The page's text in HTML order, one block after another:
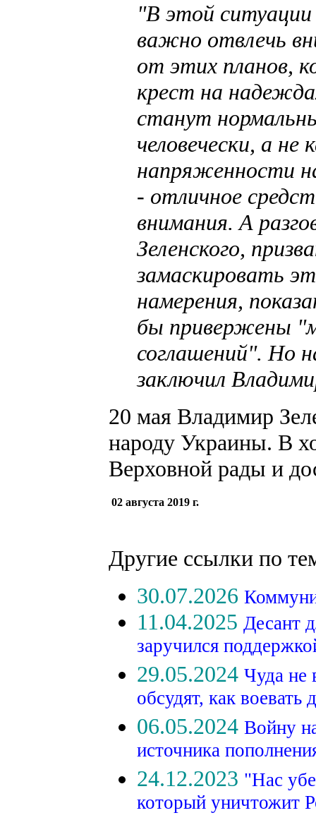
"В этой ситуации
важно отвлечь
от этих планов,
крест на
станут
человечески, а не
напряженности
- отличное
внимания. А
Зеленского,
замаскировать
намерения,
бы привержены
соглашений". Но
заключил
20 мая Владимир
народу Украины. В
Верховной рады и
02 августа 2019 г.
Другие ссылки по
30.07.2026
11.04.2025 Десант
заручился
29.05.2024 Чуда не
обсудят, как
06.05.2024 Войну
источника
24.12.2023 "Нас
который уничтожит